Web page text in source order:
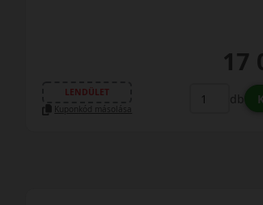
17
LENDÜLET
Kuponkód másolása
db